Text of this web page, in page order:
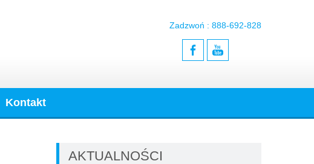
Zadzwoń : 888-692-828
Kontakt
AKTUALNOŚCI